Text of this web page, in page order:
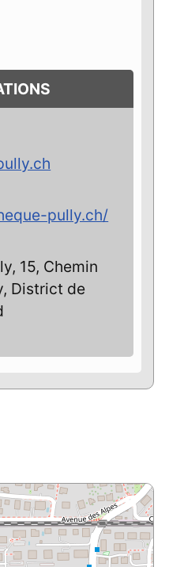
pully.ch/
15, Chemin
District de